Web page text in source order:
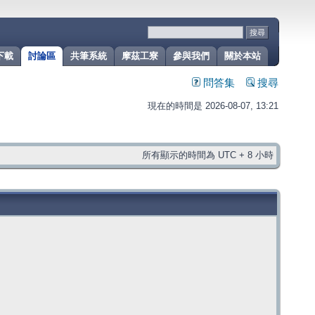
關於本站
參與我們
摩茲工寮
共筆系統
討論區
載
問答集 搜尋
現在的時間是 2026-08-07, 13:21
所有顯示的時間為 UTC + 8 小時